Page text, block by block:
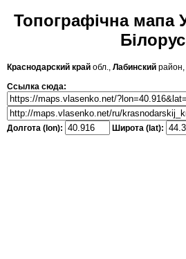
Топографічна мапа
Краснодарский край обл., Лабинский район,
Ссылка сюда:
Долгота (lon): Широта (lat):